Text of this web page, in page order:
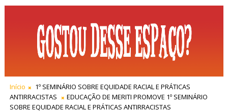
Início
1º SEMINÁRIO SOBRE EQUIDADE RACIAL E PRÁTICAS
ANTIRRACISTAS
EDUCAÇÃO DE MERITI PROMOVE 1º SEMINÁRIO
SOBRE EQUIDADE RACIAL E PRÁTICAS ANTIRRACISTAS